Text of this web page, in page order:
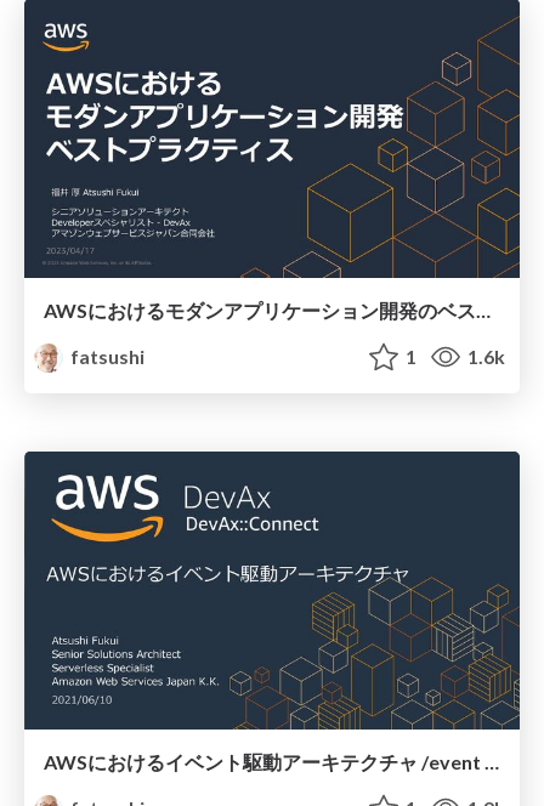
AWSにおけるモダンアプリケーション開発のベストプラクティス /best practices for modern application development on aws
fatsushi
1 1.6k
AWSにおけるイベント駆動アーキテクチャ /event driven architecture on aws